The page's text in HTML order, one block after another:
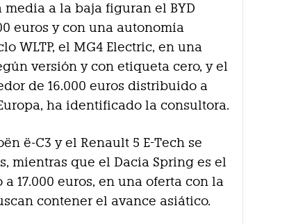
a la baja figuran el BYD
euros y con una autonomía
WLTP, el MG4 Electric, en una
versión y con etiqueta cero, y el
de 16.000 euros distribuido a
ha identificado la consultora.
ë-C3 y el Renault 5 E-Tech se
mientras que el Dacia Spring es el
17.000 euros, en una oferta con la
contener el avance asiático.